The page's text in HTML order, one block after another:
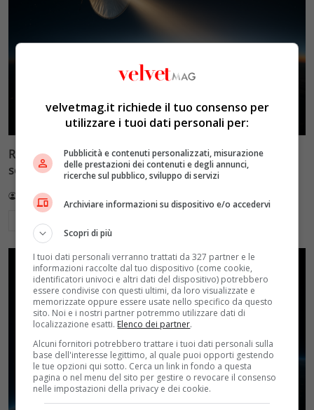
Reflect Orbital: gli specchi spaziali che promettono il
sole di notte (per 5mila dollari l’ora)
Redazione VelvetMAG
Leggi di più
velvetmag.it richiede il tuo consenso per
utilizzare i tuoi dati personali per:
Pubblicità e contenuti personalizzati, misurazione
delle prestazioni dei contenuti e degli annunci,
ricerche sul pubblico, sviluppo di servizi
Archiviare informazioni su dispositivo e/o accedervi
Scopri di più
I tuoi dati personali verranno trattati da 327 partner e le
informazioni raccolte dal tuo dispositivo (come cookie,
identificatori univoci e altri dati del dispositivo) potrebbero
essere condivise con questi ultimi, da loro visualizzate e
memorizzate oppure essere usate nello specifico da questo
sito. Noi e i nostri partner potremmo utilizzare dati di
localizzazione esatti. Elenco dei partner.
Alcuni fornitori potrebbero trattare i tuoi dati personali sulla
base dell'interesse legittimo, al quale puoi opporti gestendo
le tue opzioni qui sotto. Cerca un link in fondo a questa
pagina o nel menu del sito per gestire o revocare il consenso
nelle impostazioni della privacy e dei cookie.